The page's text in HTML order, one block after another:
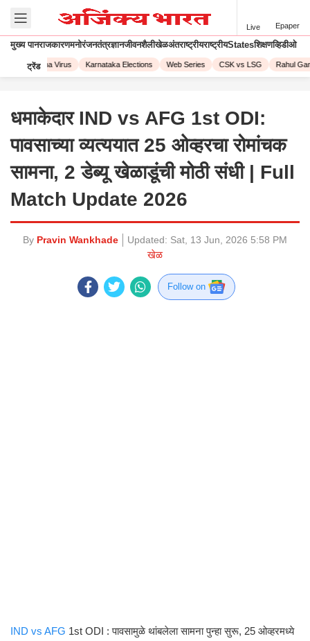
Live Epaper
मुख्य पानराजकारणमनोरंजनतंत्रज्ञानजीवनशैलीखेळअंतराष्ट्रीयराष्ट्रीयStatesशिक्षणव्हिडीओ
ट्रेंड
Corona Virus Karnataka Elections Web Series CSK vs LSG Rahul
धमाकेदार IND vs AFG 1st ODI:
पावसाच्या व्यत्ययात 25 ओव्हरचा रोमांचक
सामना, 2 डेब्यू खेळाडूंची मोठी संधी | Full
Match Update 2026
By Pravin Wankhade Updated: Sat, 13 Jun, 2026 5:58 PM
खेळ
Follow on
IND vs AFG 1st ODI : पावसामुळे थांबलेला सामना पुन्हा सुरू, 25 ओव्हरमध्ये